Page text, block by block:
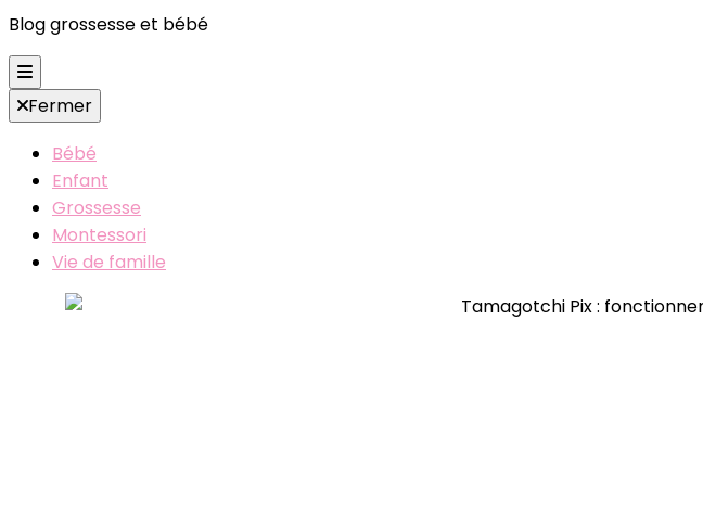
Blog grossesse et bébé
Fermer
Bébé
Enfant
Grossesse
Montessori
Vie de famille